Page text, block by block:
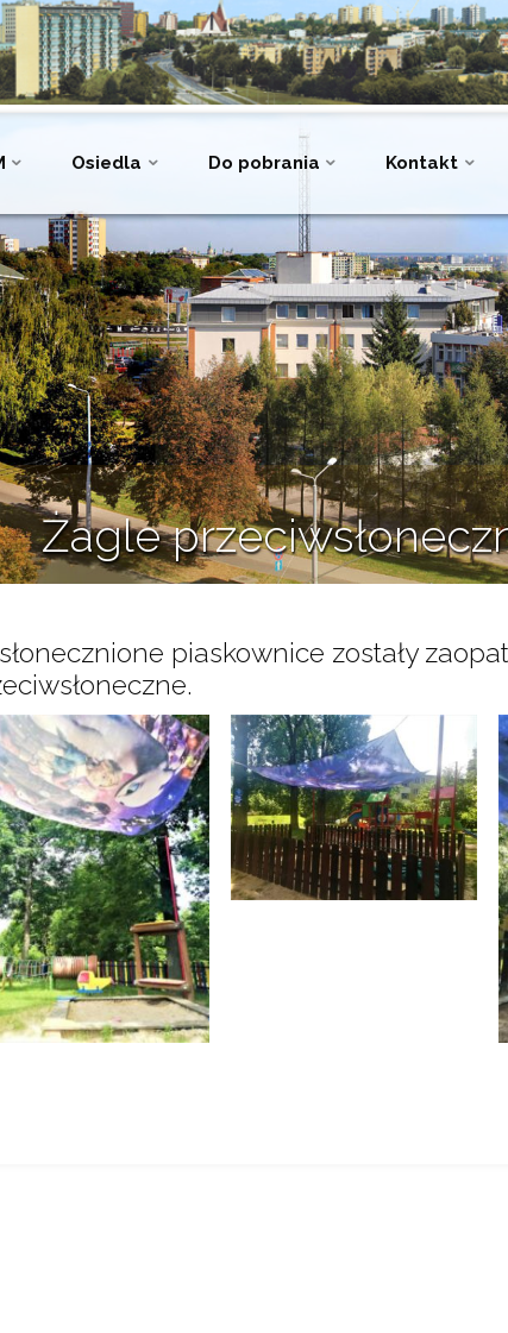
Osiedla Do pobrania Kontakt
Żagle
23 lipca 2021
piaskownice zostały